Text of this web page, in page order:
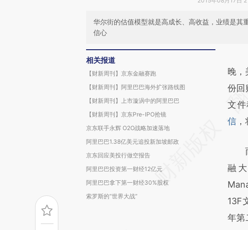
华尔街的估值模型就是高成长、高收益，业绩是
信心
相关报道
【财新周刊】京东金融赛跑
【财新周刊】阿里巴巴海外扩张路线图
【财新周刊】上市漩涡中的阿里巴巴
【财新周刊】京东Pre-IPO抢镜
京东联手永辉 O2O战略加速落地
阿里巴巴1.38亿美元追投新加坡邮政
京东回应美投行做空报告
阿里巴巴投资第一财经12亿元
阿里巴巴拿下第一财经30%股权
索罗斯的“世界大战”
请
成，
对
晚，
份回
文
信
而
融
13F
年第